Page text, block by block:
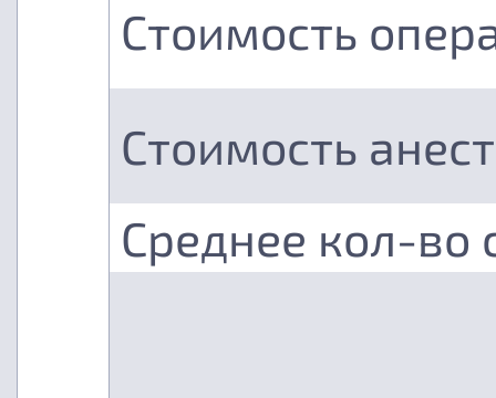
Стоимость
Стоимость
Среднее кол-во